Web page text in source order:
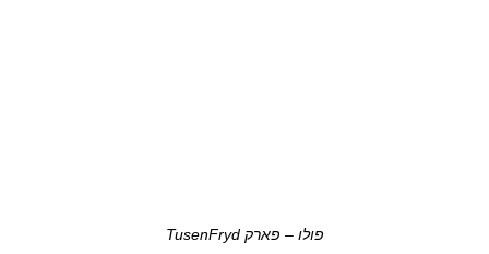
פולו – פארק TusenFryd